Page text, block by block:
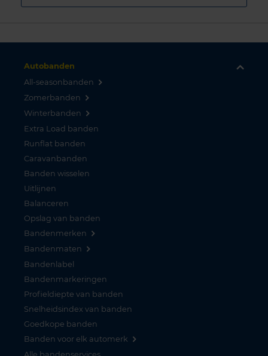
Autobanden
All-seasonbanden
Zomerbanden
Winterbanden
Extra Load banden
Runflat banden
Caravanbanden
Banden wisselen
Uitlijnen
Balanceren
Opslag van banden
Bandenmerken
Bandenmaten
Bandenlabel
Bandenmarkeringen
Profieldiepte van banden
Snelheidsindex van banden
Goedkope banden
Banden voor elk automerk